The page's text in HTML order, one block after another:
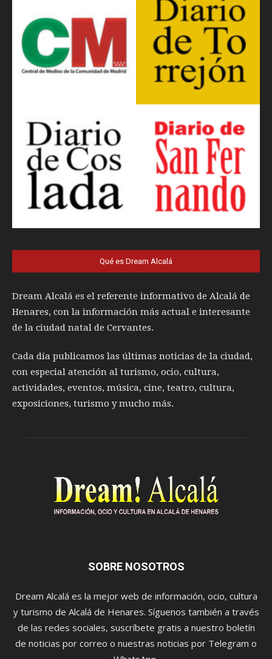
Qué es Dream Alcalá
Dream Alcalá es el referente informativo de Alcalá de
Henares, con la información más actual e interesante
de la ciudad natal de Cervantes.
Cada día publicamos las últimas noticias de la ciudad,
con especial atención al turismo, ocio, cultura,
actividades, eventos, música, cine, teatro, cultura,
exposiciones, turismo y mucho más.
SOBRE NOSOTROS
Dream Alcalá es la mejor web de información, ocio, cultura
y turismo de Alcalá de Henares. Síguenos también a través
de las redes sociales, suscríbete gratis a nuestro boletín
de noticias por correo o nuestras noticias por Telegram o